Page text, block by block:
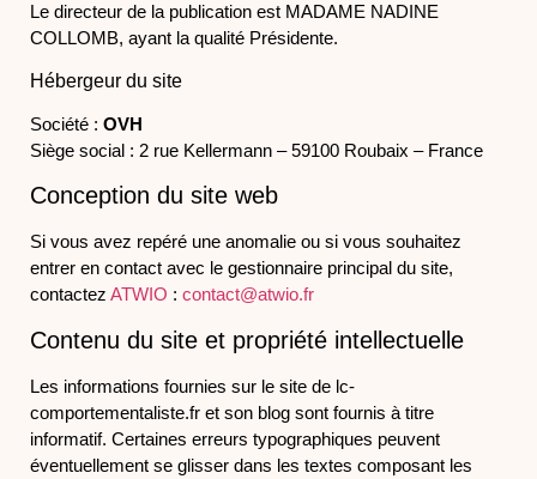
Le directeur de la publication est MADAME NADINE
COLLOMB, ayant la qualité Présidente.
Hébergeur du site
Société : OVH
Siège social : 2 rue Kellermann – 59100 Roubaix – France
Conception du site web
Si vous avez repéré une anomalie ou si vous souhaitez
entrer en contact avec le gestionnaire principal du site,
contactez ATWIO : contact@atwio.fr
Contenu du site et propriété intellectuelle
Les informations fournies sur le site de lc-
comportementaliste.fr et son blog sont fournis à titre
informatif. Certaines erreurs typographiques peuvent
éventuellement se glisser dans les textes composant les